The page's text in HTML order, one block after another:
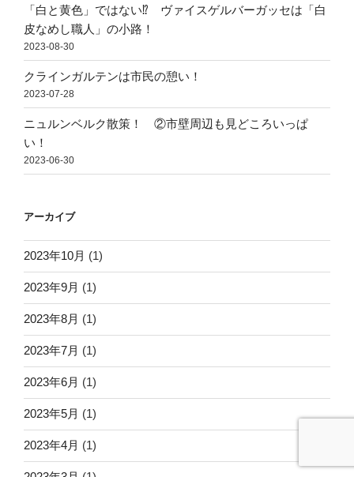
「白と黄色」ではない⁉ ヴァイスゲルバーガッセは「白
皮なめし職人」の小路！
2023-08-30
クラインガルテンは市民の憩い！
2023-07-28
ニュルンベルク散策！ ②市壁周辺も見どころいっぱ
い！
2023-06-30
アーカイブ
2023年10月 (1)
2023年9月 (1)
2023年8月 (1)
2023年7月 (1)
2023年6月 (1)
2023年5月 (1)
2023年4月 (1)